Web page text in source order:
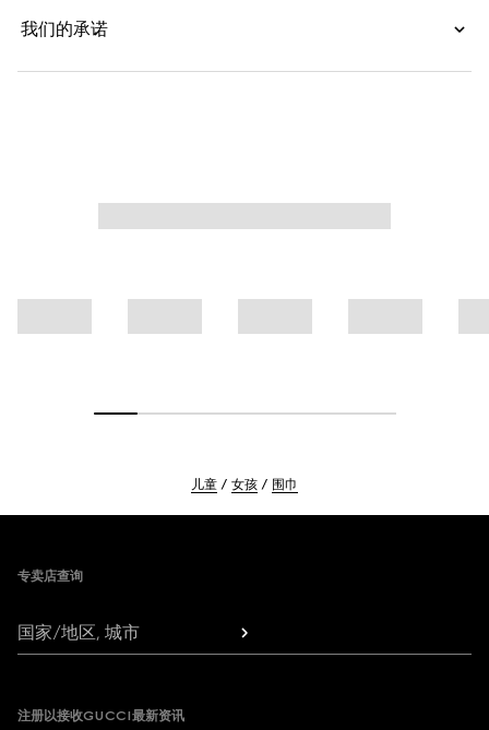
我们的承诺
儿童 女孩 围巾
专卖店查询
国家/地区, 城市
注册以接收GUCCI最新资讯